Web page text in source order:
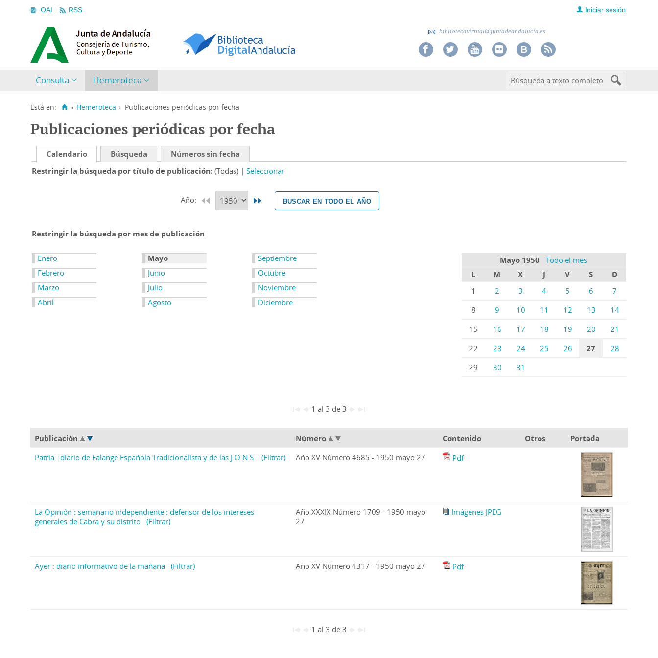
OAI RSS Iniciar sesión
bibliotecavirtual@juntadeandalucia.es
Consulta Hemeroteca
Está en: › Hemeroteca › Publicaciones periódicas por fecha
Publicaciones periódicas por fecha
Calendario Búsqueda
Números sin fecha
Restringir la búsqueda por título de publicación (Todas) Seleccionar
Año: buscar en todo el año
Restringir la búsqueda por mes de publicación
Enero
Febrero
Marzo
Abril
Mayo
Junio
Julio
Agosto
Septiembre
Octubre
Noviembre
Diciembre
Mayo 1950
Todo el mes
L
M X J V S
D
1
2 3 4 5 6
7
8
9 10 11 12 13
14
15
16 17 18 19 20
21
22
23 24 25 26 27
28
29
30 31
1 al 3 de 3
Publicación Número Contenido Otros
Portada
Patria : diario de Falange Española Tradicionalista y de las J.O.N.S.
(Filtrar) Año XV Número 4685 - 1950 mayo 27 Pdf
La Opinión : semanario independiente : defensor de los intereses
generales de Cabra y su distrito (Filtrar)
Año XXXIX Número 1709 - 1950 mayo
27
Imágenes JPEG
Ayer : diario informativo de la mañana (Filtrar) Año XV Número 4317 - 1950 mayo 27 Pdf
1 al 3 de 3